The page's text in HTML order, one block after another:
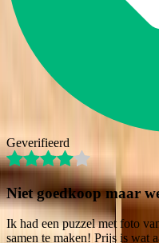
Geverifieerd
Niet goedkoop maar
Ik had een puzzel met foto
samen te maken! Prijs is wat